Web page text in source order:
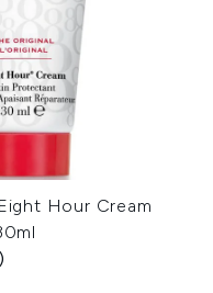
Hour Cream